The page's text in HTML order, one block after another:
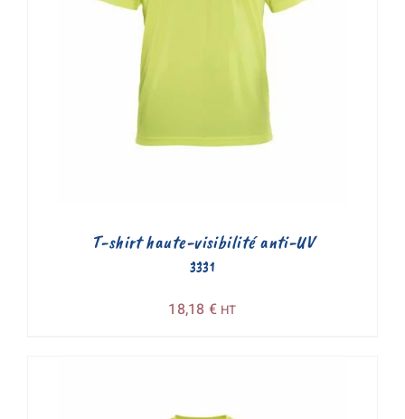
3331
T-shirt haute-visibilité anti-UV
18,18 € HT